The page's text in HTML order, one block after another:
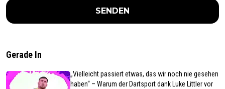
SENDEN
Gerade In
„Vielleicht passiert etwas, das wir noch nie gesehen
haben“ – Warum der Dartsport dank Luke Littler vor